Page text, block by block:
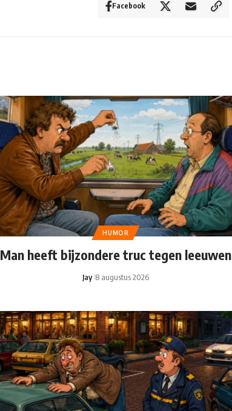
Facebook
HUMOR
Man heeft bijzondere truc tegen leeuwen
Jay 8 augustus 2026